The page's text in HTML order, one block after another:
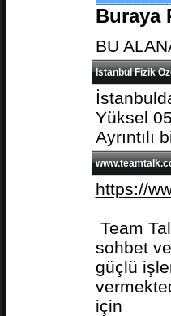
Buraya
BU
İstanbul Fizik
Yüksel
https://
Team
sohbet
güçlü
için